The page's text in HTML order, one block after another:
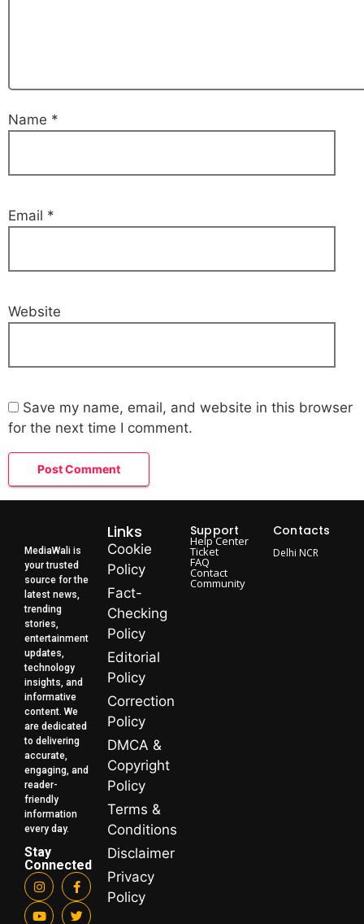
Name *
Email *
Website
Save my name, email, and website in this browser
for the next time I comment.
MediaWali is
your trusted
source for the
latest news,
trending
stories,
entertainment
updates,
technology
insights, and
informative
content. We
are dedicated
to delivering
accurate,
engaging, and
reader-
friendly
information
every day.
Stay
Connected
Links
Cookie
Policy
Fact-
Checking
Policy
Editorial
Policy
Correction
Policy
DMCA &
Copyright
Policy
Terms &
Conditions
Disclaimer
Privacy
Policy
Support
Help Center
Ticket
FAQ
Contact
Community
Contacts
Delhi NCR